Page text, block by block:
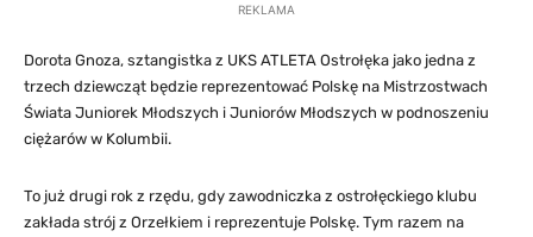
REKLAMA
Dorota Gnoza, sztangistka z UKS ATLETA Ostrołęka jako jedna z
trzech dziewcząt będzie reprezentować Polskę na Mistrzostwach
Świata Juniorek Młodszych i Juniorów Młodszych w podnoszeniu
ciężarów w Kolumbii.
To już drugi rok z rzędu, gdy zawodniczka z ostrołęckiego klubu
zakłada strój z Orzełkiem i reprezentuje Polskę. Tym razem na